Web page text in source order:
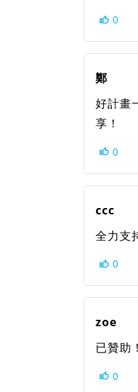
0
鄭
好計畫
享！
0
ccc
全力支
0
zoe
已贊助
0